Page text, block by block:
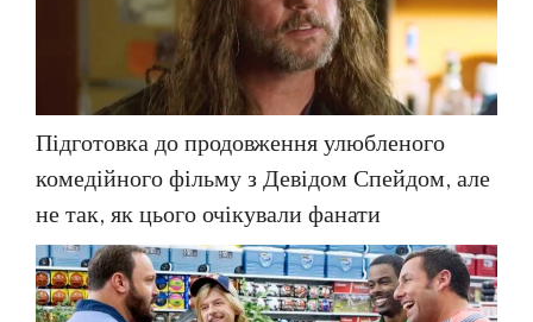
Підготовка до продовження улюбленого
комедійного фільму з Девідом Спейдом, але
не так, як цього очікували фанати